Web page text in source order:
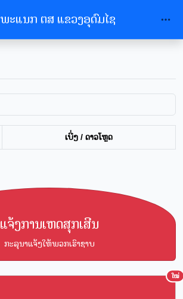
ພະແນກ ຕສ ແຂວງອຸດົມໄຊ
ເບີ່ງ / ດາວໂຫຼດ
ແຈ້ງການເຫດສຸກເສີນ
ກະລຸນາແຈ້ງໃຫ້ພວກເຮົາຊາບ
ໃໝ່